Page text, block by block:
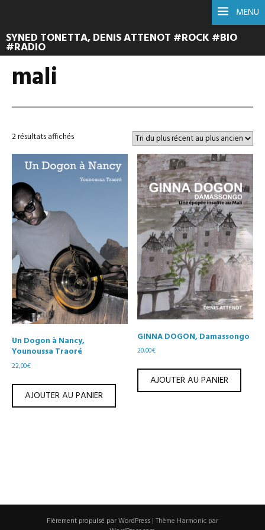
MENU
SYNED TONETTA, DENIS ATTENOT #ROCK #BIO
#RADIO
mali
2 résultats affichésTrié
plus
récent
au
Un Dogon à Nancy,
Younoussa Traoré
22,00€
AJOUTER AU PANIER
GINNA DOGON, Damassongo
20,00€
AJOUTER AU PANIER
Fièrement propulsé par WordPress | Thème Harmonic par